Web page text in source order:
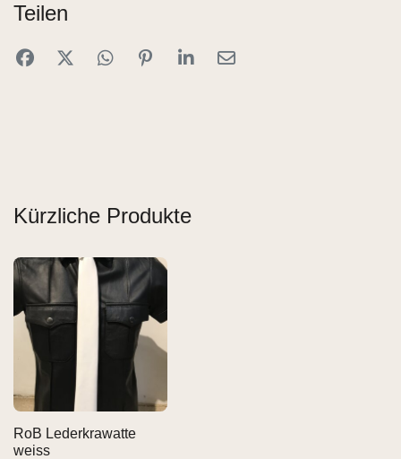
Teilen
Kürzliche Produkte
RoB Lederkrawatte
weiss